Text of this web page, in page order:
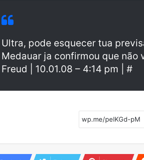
Ultra, pode esquecer tua
Medauar ja confirmou que não
Freud | 10.01.08 – 4:14 pm | #